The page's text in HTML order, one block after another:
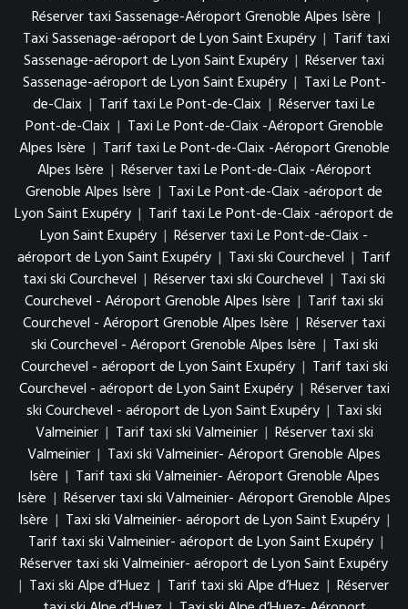
Réserver taxi Sassenage-Aéroport Grenoble Alpes Isère |
Taxi Sassenage-aéroport de Lyon Saint Exupéry | Tarif taxi
Sassenage-aéroport de Lyon Saint Exupéry | Réserver taxi
Sassenage-aéroport de Lyon Saint Exupéry | Taxi Le Pont-
de-Claix | Tarif taxi Le Pont-de-Claix | Réserver taxi Le
Pont-de-Claix | Taxi Le Pont-de-Claix -Aéroport Grenoble
Alpes Isère | Tarif taxi Le Pont-de-Claix -Aéroport Grenoble
Alpes Isère | Réserver taxi Le Pont-de-Claix -Aéroport
Grenoble Alpes Isère | Taxi Le Pont-de-Claix -aéroport de
Lyon Saint Exupéry | Tarif taxi Le Pont-de-Claix -aéroport de
Lyon Saint Exupéry | Réserver taxi Le Pont-de-Claix -
aéroport de Lyon Saint Exupéry | Taxi ski Courchevel | Tarif
taxi ski Courchevel | Réserver taxi ski Courchevel | Taxi ski
Courchevel - Aéroport Grenoble Alpes Isère | Tarif taxi ski
Courchevel - Aéroport Grenoble Alpes Isère | Réserver taxi
ski Courchevel - Aéroport Grenoble Alpes Isère | Taxi ski
Courchevel - aéroport de Lyon Saint Exupéry | Tarif taxi ski
Courchevel - aéroport de Lyon Saint Exupéry | Réserver taxi
ski Courchevel - aéroport de Lyon Saint Exupéry | Taxi ski
Valmeinier | Tarif taxi ski Valmeinier | Réserver taxi ski
Valmeinier | Taxi ski Valmeinier- Aéroport Grenoble Alpes
Isère | Tarif taxi ski Valmeinier- Aéroport Grenoble Alpes
Isère | Réserver taxi ski Valmeinier- Aéroport Grenoble Alpes
Isère | Taxi ski Valmeinier- aéroport de Lyon Saint Exupéry |
Tarif taxi ski Valmeinier- aéroport de Lyon Saint Exupéry |
Réserver taxi ski Valmeinier- aéroport de Lyon Saint Exupéry
| Taxi ski Alpe d’Huez | Tarif taxi ski Alpe d’Huez | Réserver